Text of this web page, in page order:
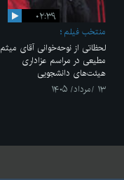
۰۲:۳۹
منتخب فیلم
لحظاتی از نوحه‌خوانی آقای میثم
مطیعی در مراسم عزاداری
هیئت‌های دانشجویی
۱۳ /مرداد/ ۱۴۰۵